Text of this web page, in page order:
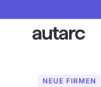
NEUE FIRMEN